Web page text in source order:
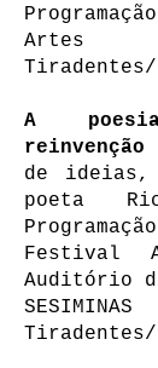
Artes
Tiradentes/
A
de ideias,
poeta
Festival
Auditório
Tiradentes/